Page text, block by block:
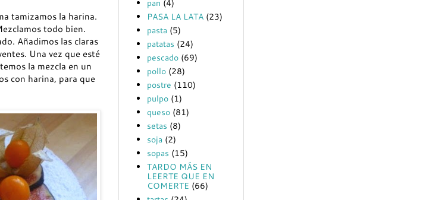
tamizamos la harina.
todo bien.
Añadimos las claras
Una vez que esté
la mezcla en un
con harina, para que
pan (4)
PASA LA LATA (23)
pasta (5)
patatas (24)
pescado (69)
pollo (28)
postre (110)
pulpo (1)
queso (81)
setas (8)
soja (2)
sopas (15)
TARDO MÁS EN
LEERTE QUE EN
COMERTE (66)